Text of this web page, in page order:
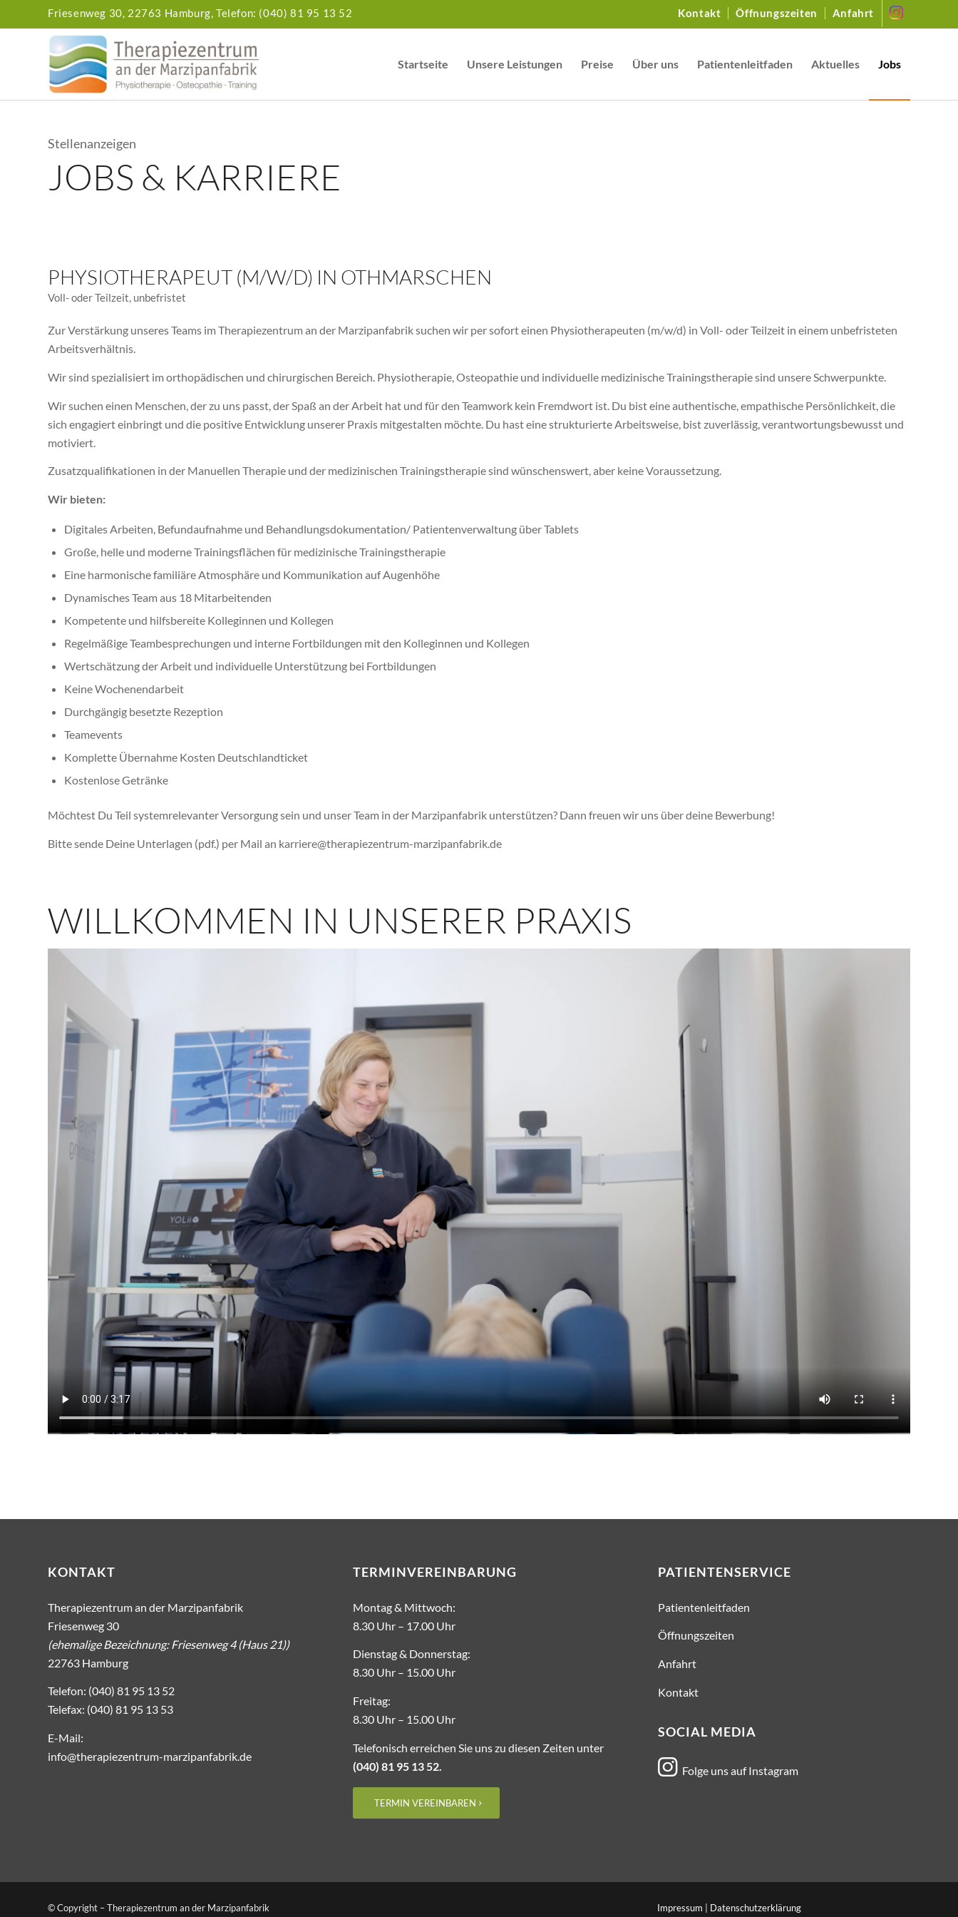
Kontakt Öffnungszeiten Anfahrt
Friesenweg 30, 22763 Hamburg, Telefon: (040) 81 95 13 52
Startseite Unsere Leistungen Preise Über uns Patientenleitfaden Aktuelles Jobs
Stellenanzeigen
JOBS & KARRIERE
PHYSIOTHERAPEUT (M/W/D) IN OTHMARSCHEN
Voll- oder Teilzeit, unbefristet
Zur Verstärkung unseres Teams im Therapiezentrum an der Marzipanfabrik suchen wir per sofort einen Physiotherapeuten (m/w/d) in Voll- oder Teilzeit in einem unbefristeten
Arbeitsverhältnis.
Wir sind spezialisiert im orthopädischen und chirurgischen Bereich. Physiotherapie, Osteopathie und individuelle medizinische Trainingstherapie sind unsere Schwerpunkte.
Wir suchen einen Menschen, der zu uns passt, der Spaß an der Arbeit hat und für den Teamwork kein Fremdwort ist. Du bist eine authentische, empathische Persönlichkeit, die
sich engagiert einbringt und die positive Entwicklung unserer Praxis mitgestalten möchte. Du hast eine strukturierte Arbeitsweise, bist zuverlässig, verantwortungsbewusst und
motiviert.
Zusatzqualifikationen in der Manuellen Therapie und der medizinischen Trainingstherapie sind wünschenswert, aber keine Voraussetzung.
Wir bieten:
Digitales Arbeiten, Befundaufnahme und Behandlungsdokumentation/ Patientenverwaltung über Tablets
Große, helle und moderne Trainingsflächen für medizinische Trainingstherapie
Eine harmonische familiäre Atmosphäre und Kommunikation auf Augenhöhe
Dynamisches Team aus 18 Mitarbeitenden
Kompetente und hilfsbereite Kolleginnen und Kollegen
Regelmäßige Teambesprechungen und interne Fortbildungen mit den Kolleginnen und Kollegen
Wertschätzung der Arbeit und individuelle Unterstützung bei Fortbildungen
Keine Wochenendarbeit
Durchgängig besetzte Rezeption
Teamevents
Komplette Übernahme Kosten Deutschlandticket
Kostenlose Getränke
Möchtest Du Teil systemrelevanter Versorgung sein und unser Team in der Marzipanfabrik unterstützen? Dann freuen wir uns über deine Bewerbung!
Bitte sende Deine Unterlagen (pdf.) per Mail an karriere@therapiezentrum-marzipanfabrik.de
WILLKOMMEN IN UNSERER PRAXIS
KONTAKT
Therapiezentrum an der Marzipanfabrik
Friesenweg 30
(ehemalige Bezeichnung: Friesenweg 4 (Haus 21))
22763 Hamburg
Telefon: (040) 81 95 13 52
Telefax: (040) 81 95 13 53
E-Mail:
info@therapiezentrum-marzipanfabrik.de
TERMINVEREINBARUNG
Montag & Mittwoch:
8.30 Uhr – ­17.00 Uhr
Dienstag & Donnerstag:
8.30 Uhr – 15.00 Uhr
Freitag:
8.30 Uhr – ­15.00 Uhr
Telefonisch erreichen Sie uns zu diesen Zeiten unter
(040) 81 95 13 52.
TERMIN VEREINBAREN
PATIENTENSERVICE
Patientenleitfaden
Öffnungszeiten
Anfahrt
Kontakt
SOCIAL MEDIA
 Folge uns auf Instagram
© Copyright – Therapiezentrum an der Marzipanfabrik Impressum Datenschutzerklärung